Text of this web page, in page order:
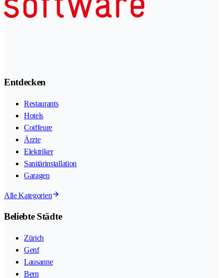
Entdecken
Restaurants
Hotels
Coiffeure
Ärzte
Elektriker
Sanitärinstallation
Garagen
Alle Kategorien
Beliebte Städte
Zürich
Genf
Lausanne
Bern